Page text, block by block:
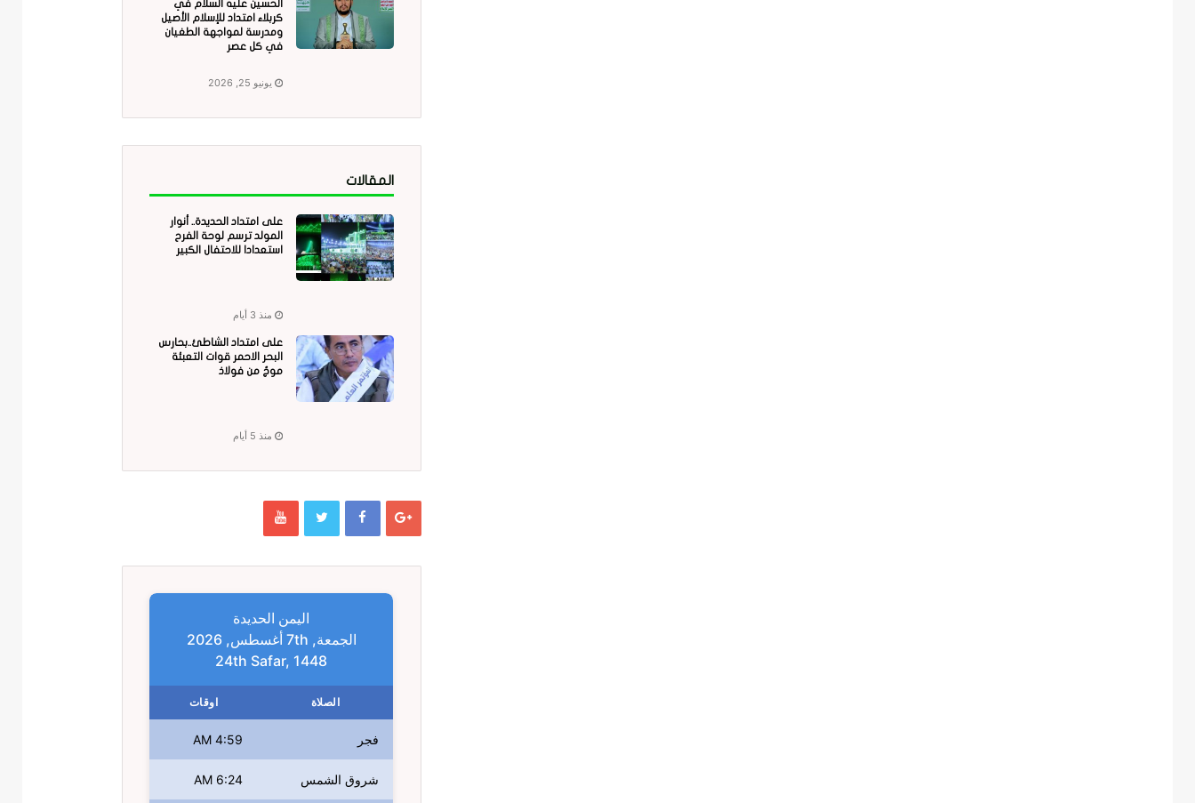
الحسين عليه السلام في
كربلاء امتداد للإسلام الأصيل
ومدرسة لمواجهة الطغيان
في كل عصر
يونيو 25, 2026
المقالات
على امتداد الحديدة.. أنوار
المولد ترسم لوحة الفرح
استعدادا للاحتفال الكبير
منذ 3 أيام
على امتداد الشاطئ..بحارس
البحر الاحمر قوات التعبئة
موجٌ من فولاذ
منذ 5 أيام
اليمن الحديدة
الجمعة, 7th أغسطس, 2026
24th Safar, 1448
الصلاة اوقات
فجر 4:59 AM
شروق الشمس 6:24 AM